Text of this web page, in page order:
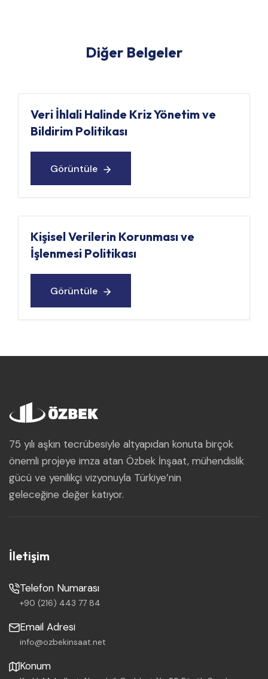
Diğer Belgeler
Veri İhlali Halinde Kriz Yönetim ve
Bildirim Politikası
Görüntüle
Görüntüle
Kişisel Verilerin Korunması ve
İşlenmesi Politikası
Görüntüle
Görüntüle
75 yılı aşkın tecrübesiyle altyapıdan konuta birçok
önemli projeye imza atan Özbek İnşaat, mühendislik
gücü ve yenilikçi vizyonuyla Türkiye’nin
geleceğine değer katıyor.
İletişim
Telefon Numarası
+90 (216) 443 77 84
Email Adresi
info@ozbekinsaat.net
Konum